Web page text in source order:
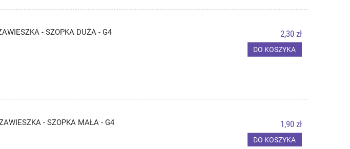
- SZOPKA DUŻA - G4 2,30 zł
DO KOSZYKA
- SZOPKA MAŁA - G4 1,90 zł
DO KOSZYKA